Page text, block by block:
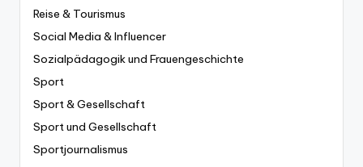
Reise & Tourismus
Social Media & Influencer
Sozialpädagogik und Frauengeschichte
Sport
Sport & Gesellschaft
Sport und Gesellschaft
Sportjournalismus